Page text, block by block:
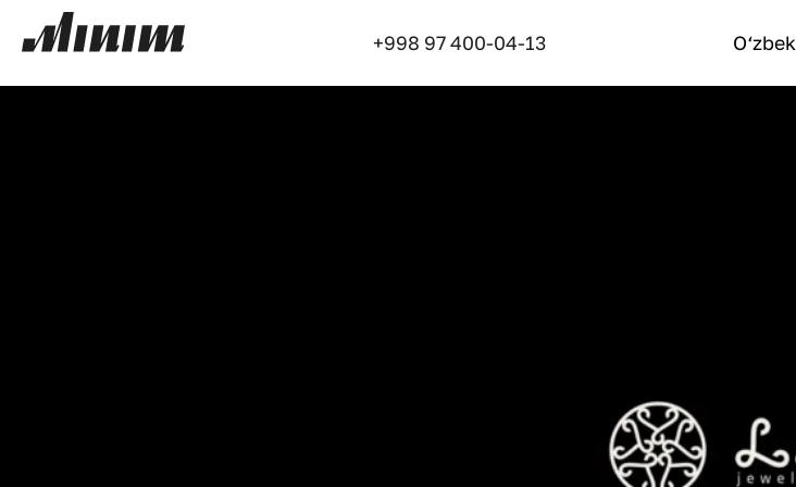
+998 97 400-04-13 O‘zbek